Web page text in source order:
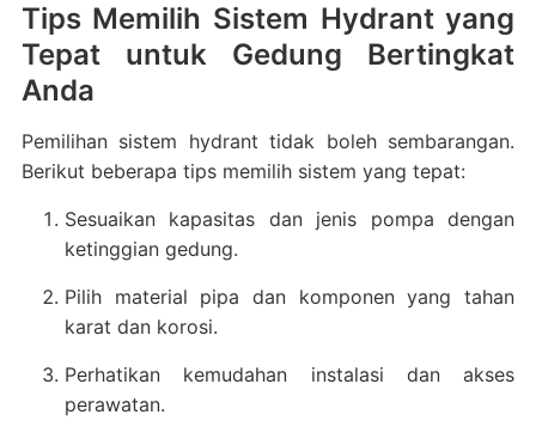
Tips Memilih Sistem Hydrant yang
Tepat untuk Gedung Bertingkat
Anda
Pemilihan sistem hydrant tidak boleh sembarangan.
Berikut beberapa tips memilih sistem yang tepat:
Sesuaikan kapasitas dan jenis pompa dengan
ketinggian gedung.
Pilih material pipa dan komponen yang tahan
karat dan korosi.
Perhatikan kemudahan instalasi dan akses
perawatan.